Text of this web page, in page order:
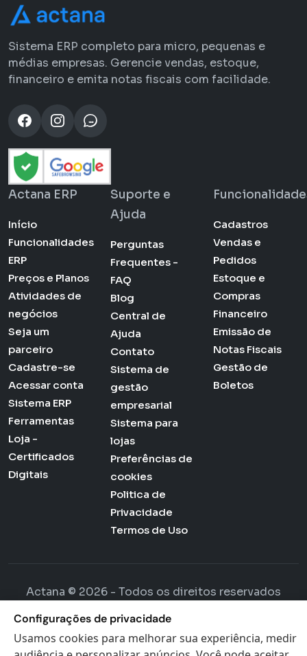
Sistema ERP completo para micro, pequenas e
médias empresas. Gerencie vendas, estoque,
financeiro e emita notas fiscais com facilidade.
Actana ERP
Início
Funcionalidades
ERP
Preços e Planos
Atividades de
negócios
Seja um
parceiro
Cadastre-se
Acessar conta
Sistema ERP
Ferramentas
Loja -
Certificados
Digitais
Suporte e
Ajuda
Perguntas
Frequentes -
FAQ
Blog
Central de
Ajuda
Contato
Sistema de
gestão
empresarial
Sistema para
lojas
Preferências de
cookies
Politica de
Privacidade
Termos de Uso
Cadastros
Vendas e
Pedidos
Estoque e
Compras
Financeiro
Emissão de
Notas Fiscais
Gestão de
Boletos
Actana © 2026 - Todos os direitos reservados
Configurações de privacidade
Usamos cookies para melhorar sua experiência, medir